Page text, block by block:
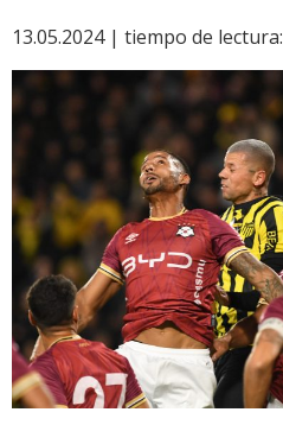
13.05.2024 | tiempo de lectura: